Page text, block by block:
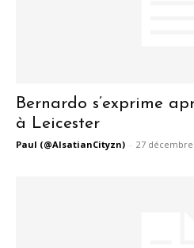
Bernardo s’exprime
à Leicester
Paul (@AlsatianCityzn) - 27 décembre